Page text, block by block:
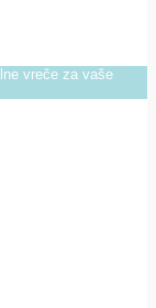
vreče za vaše